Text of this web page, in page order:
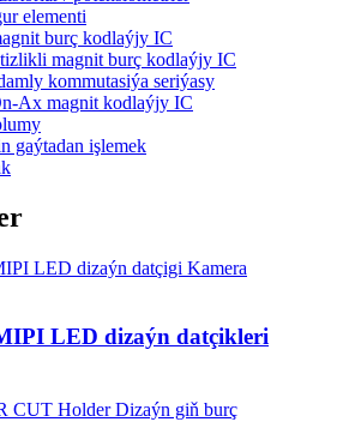
elementi
burç kodlaýjy IC
magnit burç kodlaýjy IC
kommutasiýa seriýasy
Ax magnit kodlaýjy IC
gaýtadan işlemek
LED dizaýn datçikleri